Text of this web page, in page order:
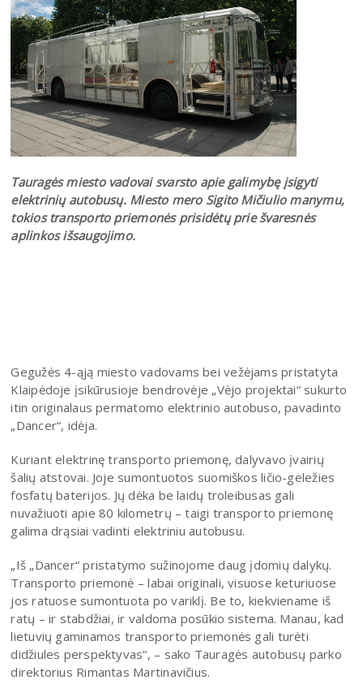
Tauragės miesto vadovai svarsto apie galimybę įsigyti
elektrinių autobusų. Miesto mero Sigito Mičiulio manymu,
tokios transporto priemonės prisidėtų prie švaresnės
aplinkos išsaugojimo.
Gegužės 4-ąją miesto vadovams bei vežėjams pristatyta
Klaipėdoje įsikūrusioje bendrovėje „Vėjo projektai“ sukurto
itin originalaus permatomo elektrinio autobuso, pavadinto
„Dancer“, idėja.
Kuriant elektrinę transporto priemonę, dalyvavo įvairių
šalių atstovai. Joje sumontuotos suomiškos ličio-geležies
fosfatų baterijos. Jų dėka be laidų troleibusas gali
nuvažiuoti apie 80 kilometrų – taigi transporto priemonę
galima drąsiai vadinti elektriniu autobusu.
„Iš „Dancer“ pristatymo sužinojome daug įdomių dalykų.
Transporto priemonė – labai originali, visuose keturiuose
jos ratuose sumontuota po variklį. Be to, kiekviename iš
ratų – ir stabdžiai, ir valdoma posūkio sistema. Manau, kad
lietuvių gaminamos transporto priemonės gali turėti
didžiules perspektyvas“, – sako Tauragės autobusų parko
direktorius Rimantas Martinavičius.